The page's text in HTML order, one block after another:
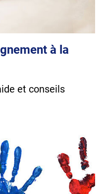
à la
et conseils